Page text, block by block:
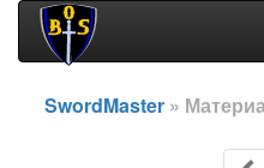
SwordMaster»